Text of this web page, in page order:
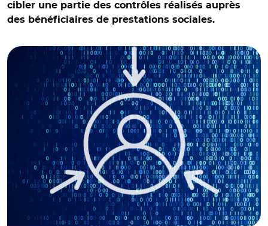
cibler une partie des contrôles réalisés auprès
des bénéficiaires de prestations sociales.